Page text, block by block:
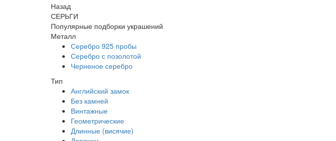
Назад
СЕРЬГИ
Популярные подборки украшений
Металл
Серебро 925 пробы
Серебро с позолотой
Черненое серебро
Тип
Английский замок
Без камней
Винтажные
Геометрические
Длинные (висячие)